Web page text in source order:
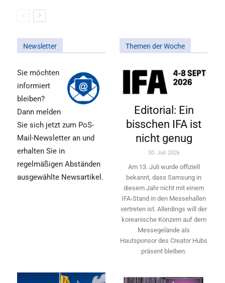
Newsletter
Sie möchten
informiert
bleiben?
Dann melden
Sie sich jetzt zum PoS-
Mail-Newsletter an und
erhalten Sie in
regelmäßigen Abständen
ausgewählte Newsartikel.
Themen der Woche
Editorial: Ein
bisschen IFA ist
nicht genug
30. Juli 2026
Am 13. Juli wurde offiziell
bekannt, dass Samsung in
diesem Jahr nicht mit einem
IFA-Stand in den Messehallen
vertreten ist. Allerdings will ­der
koreanische Konzern auf dem
Messegelände als
Hautsponsor des Creator Hubs
präsent bleiben.